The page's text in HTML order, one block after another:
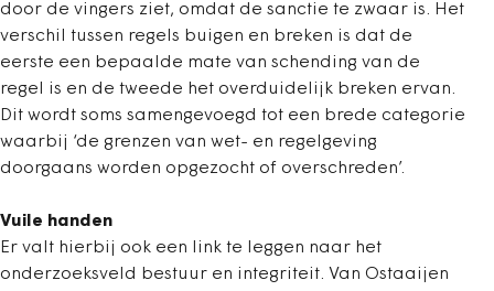
door de vingers ziet, omdat de sanctie te zwaar is. Het
verschil tussen regels buigen en breken is dat de
eerste een bepaalde mate van schending van de
regel is en de tweede het overduidelijk breken ervan.
Dit wordt soms samengevoegd tot een brede categorie
waarbij ‘de grenzen van wet- en regelgeving
doorgaans worden opgezocht of overschreden’.
Vuile handen
Er valt hierbij ook een link te leggen naar het
onderzoeksveld bestuur en integriteit. Van Ostaaijen